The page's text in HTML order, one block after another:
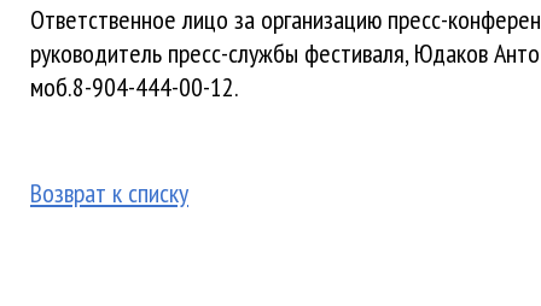
Ответственное лицо за организацию пресс-
руководитель пресс-службы фестиваля, Юдаков
моб.8-904-444-00-12.
Возврат к списку